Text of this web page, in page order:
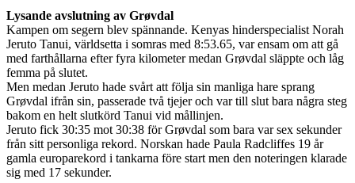
Lysande avslutning av Grøvdal
Kampen om segern blev spännande. Kenyas hinderspecialist Norah
Jeruto Tanui, världsetta i somras med 8:53.65, var ensam om att gå
med farthållarna efter fyra kilometer medan Grøvdal släppte och låg
femma på slutet.
Men medan Jeruto hade svårt att följa sin manliga hare sprang
Grøvdal ifrån sin, passerade två tjejer och var till slut bara några steg
bakom en helt slutkörd Tanui vid mållinjen.
Jeruto fick 30:35 mot 30:38 för Grøvdal som bara var sex sekunder
från sitt personliga rekord. Norskan hade Paula Radcliffes 19 år
gamla europarekord i tankarna före start men den noteringen klarade
sig med 17 sekunder.